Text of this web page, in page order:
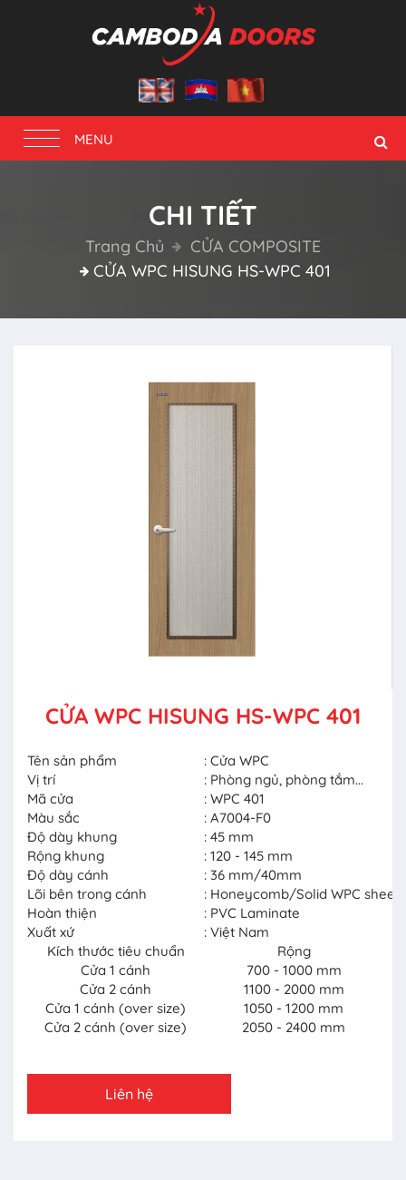
Toggle
navigation
MENU
CHI TIẾT
Trang Chủ
CỬA COMPOSITE
CỬA WPC HISUNG HS-WPC 401
CỬA WPC HISUNG HS-WPC 401
Tên sản phẩm
: Cửa WPC
Vị trí
: Phòng ngủ, phòng tắm...
Mã cửa
: WPC 401
Màu sắc
: A7004-F0
Độ dày khung
: 45 mm
Rộng khung
: 120 - 145 mm
Độ dày cánh
: 36 mm/40mm
Lõi bên trong cánh
: Honeycomb/Solid WPC sheet
Hoàn thiện
: PVC Laminate
Xuất xứ
: Việt Nam
Kích thước tiêu chuẩn
Rộng
Cửa 1 cánh
700 - 1000 mm
Cửa 2 cánh
1100 - 2000 mm
Cửa 1 cánh (over size)
1050 - 1200 mm
Cửa 2 cánh (over size)
2050 - 2400 mm
Liên hệ